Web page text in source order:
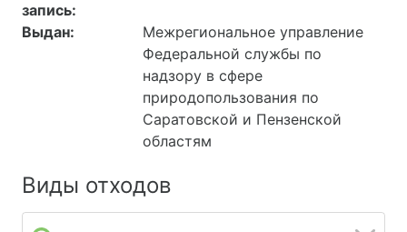
запись:
Выдан:
Межрегиональное управление
Федеральной службы по
надзору в сфере
природопользования по
Саратовской и Пензенской
областям
Виды отходов